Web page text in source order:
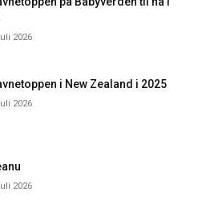
2026
i New Zealand i 2025
2026
2026